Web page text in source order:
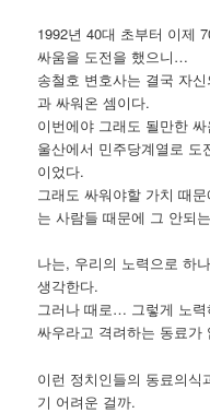
1992년 40대 초부터 이제
싸움을 도전을 했으니…
송철호 변호사는 결국 자
과 싸워온 셈이다.
이번에야 그래도 될만한
울산에서 민주당계열로
이었다.
그래도 싸워야할 가치 때
는 사람들 때문에 그 안되
나는, 우리의 노력으로 하
생각한다.
그러나 때로… 그렇게 노
싸우라고 격려하는 동료가
이런 정치인들의 동료의식
기 어려운 걸까.